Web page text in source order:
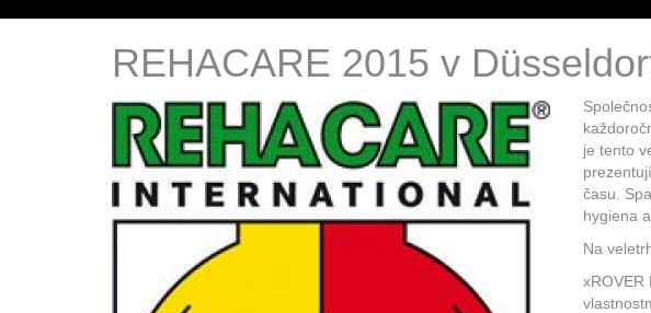
REHACARE 2015 v
je tento
času.
hygiena a
Na
xROVER